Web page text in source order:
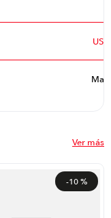
Max
Ver más
-10 %